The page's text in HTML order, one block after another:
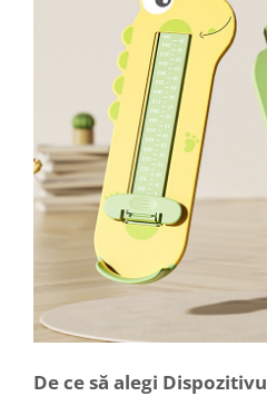
Uscatoare si standere haine
Bucatarie si electrocasnice
Masini de carnati si accesorii
Espressoare si cafetiere
Masini de piper si nuci
Accesorii si consumabile masini de
tocat carne
Autocolant de bucatarie
Ceaune
Dozatoare
Fete de masa
Fierbatoare
De ce să alegi